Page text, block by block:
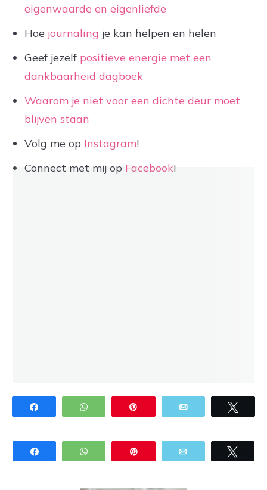
eigenwaarde en eigenliefde
Hoe journaling je kan helpen en helen
Geef jezelf positieve energie met een
dankbaarheid dagboek
Waarom je niet voor een dichte deur moet
blijven staan
Volg me op Instagram!
Connect met mij op Facebook!
WhatsApp
WhatsApp